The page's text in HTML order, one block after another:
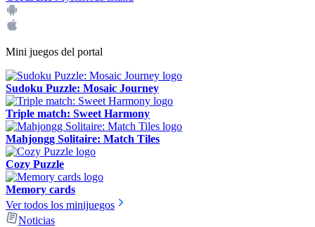
Mini juegos del portal
Sudoku Puzzle: Mosaic Journey
Triple match: Sweet Harmony
Mahjongg Solitaire: Match Tiles
Cozy Puzzle
Memory cards
Ver todos los minijuegos
Noticias